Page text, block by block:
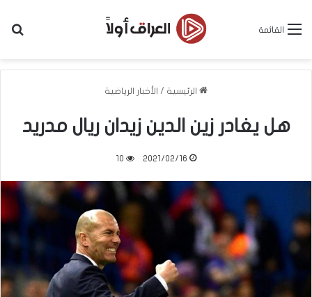
القائمة
الرئيسية / الأخبار الرياضية
هل يغادر زين الدين زيدان ريال مدريد
2021/02/16
10